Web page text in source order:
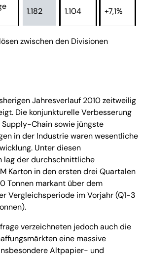
1.182 1.104 +7,1%
zwischen den Divisionen
Jahresverlauf 2010 zeitweilig
Die konjunkturelle Verbesserung
Chain sowie jüngste
in der Industrie waren wesentliche
Unter diesen
lag der durchschnittliche
Karton in den ersten drei Quartalen
Tonnen markant über dem
Vergleichsperiode im Vorjahr (Q1-3
verzeichneten jedoch auch die
eine massive
Altpapier- und